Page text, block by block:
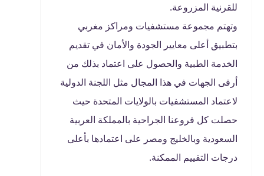
للقرنية المزروعة.
وتهتم مجموعة مستشفيات ومراكز مغربي
بتطبيق أعلى معايير الجودة والأمان في تقديم
الخدمة الطبية والحصول على اعتماد بذلك من
أرقى الجهات في هذا المجال مثل اللجنة الدولية
لاعتماد المستشفيات بالولايات المتحدة حيث
حصلت كل فروعنا الجراحية بالمملكة العربية
السعودية وبالخليج ومصر على اعتمادها بأعلى
درجات التقييم الممكنة.